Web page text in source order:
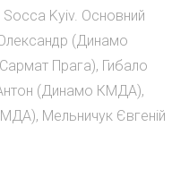
Socca Kyiv. Основний
(Динамо
Прага), Гибало
(Динамо КМДА),
Мельничук Євгеній